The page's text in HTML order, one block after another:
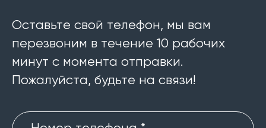
Оставьте свой телефон, мы вам
перезвоним в течение 10 рабочих
минут с момента отправки.
Пожалуйста, будьте на связи!